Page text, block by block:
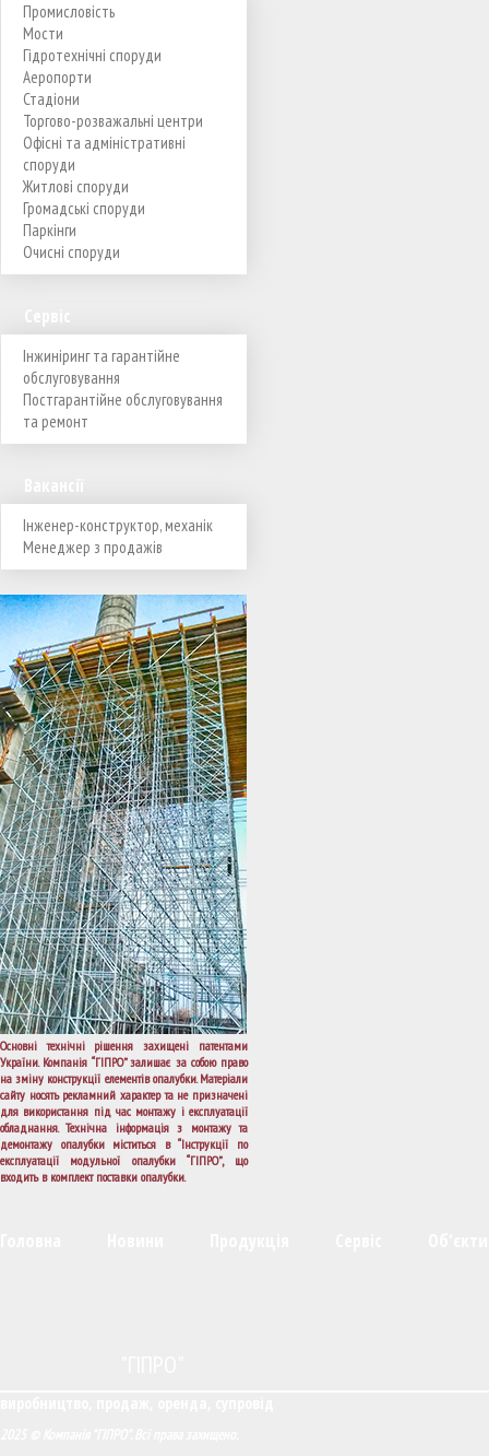
Промисловість
Мости
Гідротехнічні споруди
Аеропорти
Стадіони
Торгово-розважальні центри
Офісні та адміністративні
споруди
Житлові споруди
Громадські споруди
Паркінги
Очисні споруди
Інжиніринг та гарантійне
обслуговування
Постгарантійне обслуговування
та ремонт
Інженер-конструктор, механік
Менеджер з продажів
Основні технічні рішення захищені патентами
України. Компанія “ГІПРО” залишає за собою право
на зміну конструкції елементів опалубки. Матеріали
сайту носять рекламний характер та не призначені
для використання під час монтажу і експлуатації
обладнання. Технічна інформація з монтажу та
демонтажу опалубки міститься в “Інструкції по
експлуатації модульної опалубки “ГІПРО”, що
входить в комплект поставки опалубки.